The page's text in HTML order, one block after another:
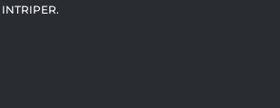
INTRIPER.